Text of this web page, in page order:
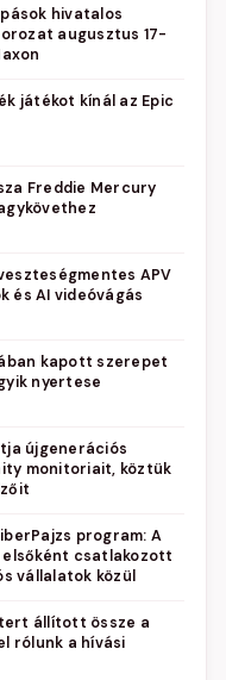
hivatalos
augusztus 17-
játékot kínál az Epic
Freddie Mercury
APV
és AI videóvágás
kapott szerepet
nyertese
újgenerációs
monitoriait, köztük
program: A
csatlakozott
vállalatok közül
állított össze a
rólunk a hívási